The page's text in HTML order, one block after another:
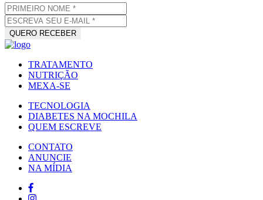
TRATAMENTO
NUTRIÇÃO
MEXA-SE
TECNOLOGIA
DIABETES NA MOCHILA
QUEM ESCREVE
CONTATO
ANUNCIE
NA MÍDIA